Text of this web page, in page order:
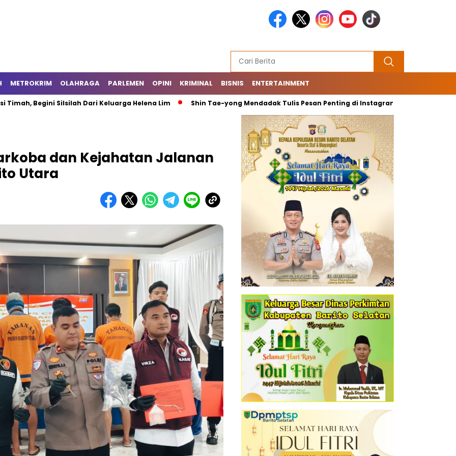
METROKRIM OLAHRAGA PARLEMEN OPINI KRIMINAL BISNIS ENTERTAINMENT
Begini Silsilah Dari Keluarga Helena Lim Shin Tae-yong Mendadak Tulis Pesan Penting di Instagram: Mohon…
dan Kejahatan Jalanan
Utara